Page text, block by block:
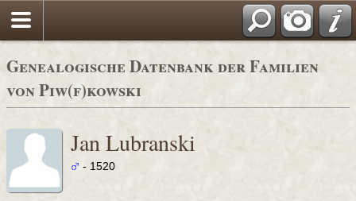
Genealogische Datenbank der Familien
von Piw(f)kowski
Jan Lubranski
- 1520